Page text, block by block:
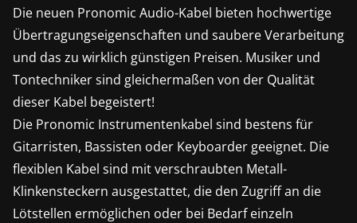
Die neuen Pronomic Audio-Kabel bieten hochwertige
Übertragungseigenschaften und saubere Verarbeitung
und das zu wirklich günstigen Preisen. Musiker und
Tontechniker sind gleichermaßen von der Qualität
dieser Kabel begeistert!
Die Pronomic Instrumentenkabel sind bestens für
Gitarristen, Bassisten oder Keyboarder geeignet. Die
flexiblen Kabel sind mit verschraubten Metall-
Klinkensteckern ausgestattet, die den Zugriff an die
Lötstellen ermöglichen oder bei Bedarf einzeln